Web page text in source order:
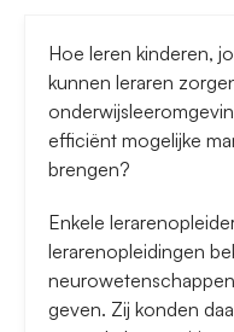
Hoe leren kinderen,
kunnen leraren
efficiënt mogelijke
brengen?
Enkele
lerarenopleidingen
geven. Zij konden